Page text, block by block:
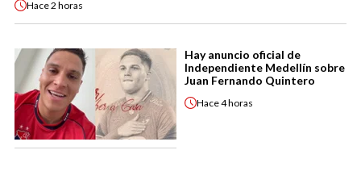
Hace2 horas
Hay anuncio oficial de
Independiente Medellín sobre
Juan Fernando Quintero
Hace4 horas